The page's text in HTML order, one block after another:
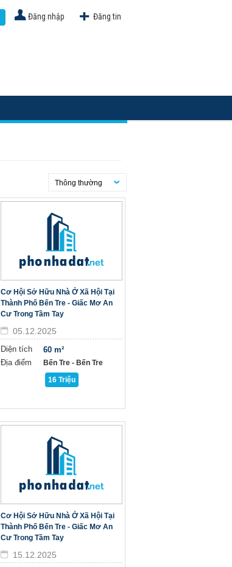
Đăng tin
Đăng nhập
Thông thường
Cơ Hội Sở Hữu Nhà Ở Xã Hội Tại
Thành Phố Bến Tre - Giấc Mơ An
Cư Trong Tầm Tay
05.12.2025
Diện tích
Địa điểm
60 m²
Bến Tre - Bến Tre
16 Triệu
Cơ Hội Sở Hữu Nhà Ở Xã Hội Tại
Thành Phố Bến Tre - Giấc Mơ An
Cư Trong Tầm Tay
15.12.2025